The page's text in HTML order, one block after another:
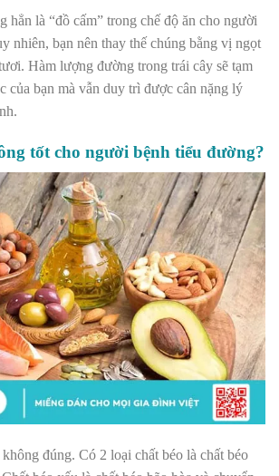
hẳn là “đồ cấm” trong chế độ ăn cho người
nhiên, bạn nên thay thế chúng bằng vị ngọt
Hàm lượng đường trong trái cây sẽ tạm
của bạn mà vẫn duy trì được cân nặng lý
tốt cho người bệnh tiểu đường?
đúng. Có 2 loại chất béo là chất béo